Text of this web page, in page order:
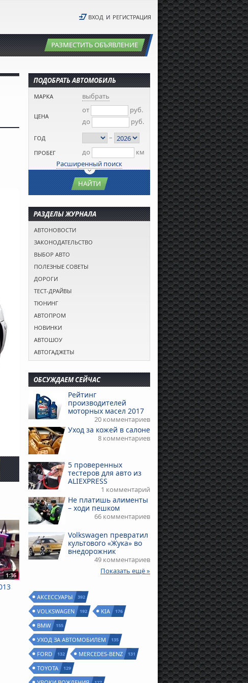
ВХОД И РЕГИСТРАЦИЯ
РАЗМЕСТИТЬ ОБЪЯВЛЕНИЕ
1:36
ПОДОБРАТЬ АВТОМОБИЛЬ
МАРКА выбрать
ЦЕНА
от
руб.
до
руб.
ГОД –
ПРОБЕГ до
км
Расширенный поиск
НАЙТИ
РАЗДЕЛЫ ЖУРНАЛА
АВТОНОВОСТИ
ЗАКОНОДАТЕЛЬСТВО
ВЫБОР АВТО
ПОЛЕЗНЫЕ СОВЕТЫ
ДОРОГИ
ТЕСТ-ДРАЙВЫ
ТЮНИНГ
АВТОПРОМ
НОВИНКИ
АВТОШОУ
АВТОГАДЖЕТЫ
ОБСУЖДАЕМ СЕЙЧАС
Рейтинг
производителей
моторных масел 2017
20 комментариев
Уход за кожей в салоне
8 комментариев
5 проверенных
тестеров для авто из
ALIEXPRESS
1 комментарий
Не платишь алименты
– ходи пешком
66 комментариев
Volkswagen превратил
культового «Жука» во
внедорожник
49 комментариев
Показать ещё »
АКСЕССУАРЫ 392
VOLKSWAGEN 192 KIA 176
BMW 155
УХОД ЗА АВТОМОБИЛЕМ 135
FORD 132 MERCEDES-BENZ 131
TOYOTA 129